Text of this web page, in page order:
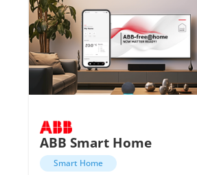
ABB Smart Home
Smart Home